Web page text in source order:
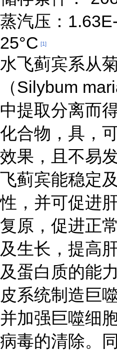
蒸汽压：
25°C [1]
水飞蓟宾系从
（Silybum
中提取分离而
化合物，具，
效果，且不易
飞蓟宾能稳定
性，并可促进
复原，促进正
及生长，提高
及蛋白质的能
皮系统制造巨
并加强巨噬细
病毒的清除。